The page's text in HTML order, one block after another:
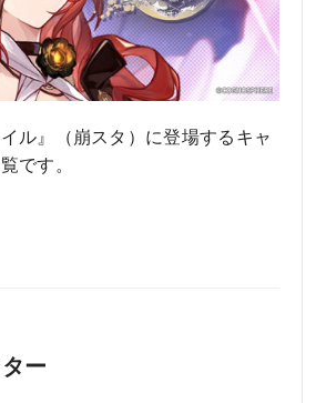
ル』（崩スタ）に登場するキャ
です。
ー